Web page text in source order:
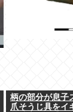
柄の部分が息子
爪そうじ具をイ